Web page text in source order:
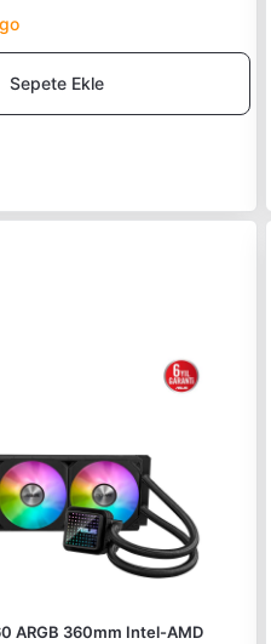
Sepete Ekle
ARGB 360mm Intel-AMD